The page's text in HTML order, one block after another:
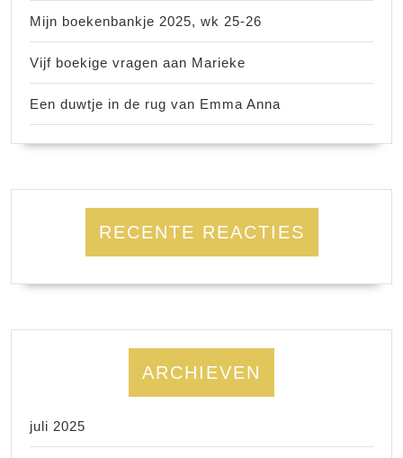
Mijn boekenbankje 2025, wk 25-26
Vijf boekige vragen aan Marieke
Een duwtje in de rug van Emma Anna
RECENTE REACTIES
ARCHIEVEN
juli 2025